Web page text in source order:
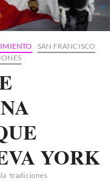
SAN FRANCISCO
YORK
tradiciones